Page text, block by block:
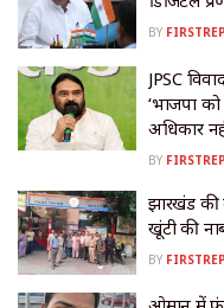
BY
JPSC
‘भाजपा
अधिकार
BY
झारखंड की
खूंटी की
BY